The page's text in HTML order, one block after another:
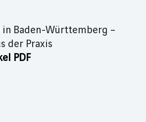
in Baden-Württemberg –
der Praxis
PDF